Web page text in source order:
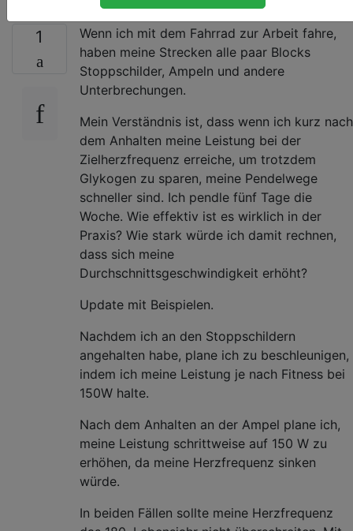
1
Wenn ich mit dem Fahrrad zur Arbeit fahre,
haben meine Strecken alle paar Blocks
Stoppschilder, Ampeln und andere
Unterbrechungen.
Mein Verständnis ist, dass wenn ich kurz nach
dem Anhalten meine Leistung bei der
Zielherzfrequenz erreiche, um trotzdem
Glykogen zu sparen, meine Pendelwege
schneller sind. Ich pendle fünf Tage die
Woche. Wie effektiv ist es wirklich in der
Praxis? Wie stark würde ich damit rechnen,
dass sich meine
Durchschnittsgeschwindigkeit erhöht?
Update mit Beispielen.
Nachdem ich an den Stoppschildern
angehalten habe, plane ich zu beschleunigen,
indem ich meine Leistung je nach Fitness bei
150W halte.
Nach dem Anhalten an der Ampel plane ich,
meine Leistung schrittweise auf 150 W zu
erhöhen, da meine Herzfrequenz sinken
würde.
In beiden Fällen sollte meine Herzfrequenz